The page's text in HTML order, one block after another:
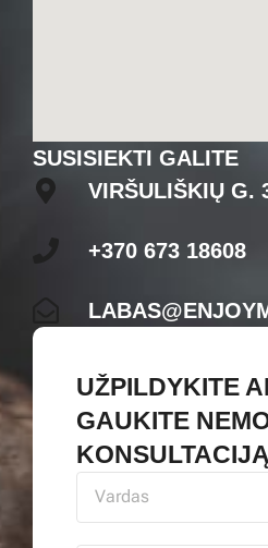
SUSISIEKTI GALITE
VIRŠULIŠKIŲ G.
+370 673 18608
UŽPILDYKITE
GAUKITE
KONSULTACIJĄ